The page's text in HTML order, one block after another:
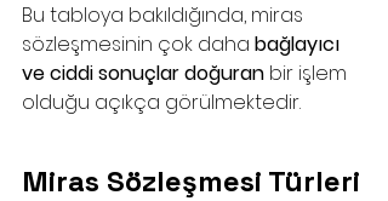
Bu tabloya bakıldığında, miras
sözleşmesinin çok daha bağlayıcı
ve ciddi sonuçlar doğuran bir işlem
olduğu açıkça görülmektedir.
Miras Sözleşmesi Türleri